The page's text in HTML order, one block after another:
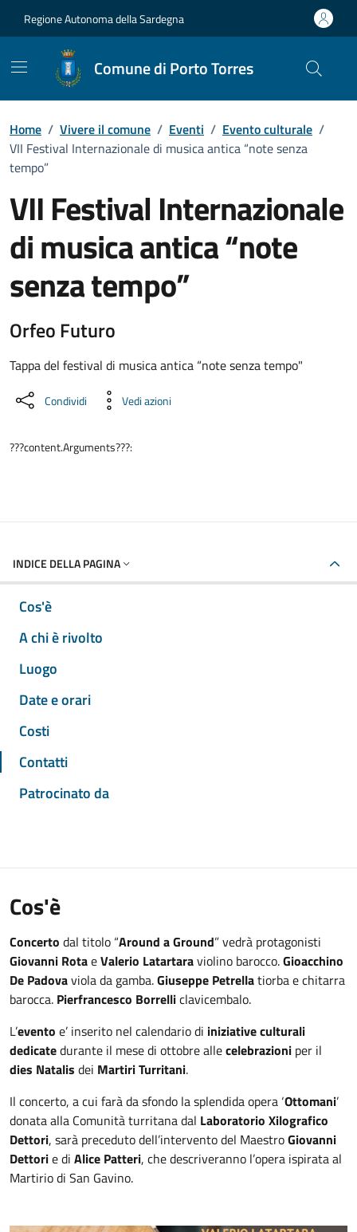
Regione Autonoma della Sardegna
Comune di Porto Torres
Home / Vivere il comune / Eventi / Evento culturale /
VII Festival Internazionale di musica antica “note senza
tempo”
VII Festival Internazionale
di musica antica “note
senza tempo”
Dettaglio dell'evento
Orfeo Futuro
Tappa del festival di musica antica “note senza tempo"
Condividi Vedi azioni
???content.Arguments???:
INDICE DELLA PAGINA
Cos'è
A chi è rivolto
Luogo
Date e orari
Costi
Contatti
Patrocinato da
Cos'è
Concerto dal titolo “Around a Ground” vedrà protagonisti
Giovanni RotaeValerio Latartaraviolino barocco.Gioacchino
De Padovaviola da gamba.Giuseppe Petrellatiorba e chitarra
barocca. Pierfrancesco Borrelliclavicembalo.
L’evento e’ inserito nel calendario di iniziative culturali
dedicatedurante il mese di ottobre allecelebrazioni per il
dies Natalis dei Martiri Turritani.
Il concerto, a cui farà da sfondo la splendida opera ‘Ottomani’
donata alla Comunità turritana dal Laboratorio Xilografico
Dettori, sarà preceduto dell’intervento del MaestroGiovanni
Dettorie di Alice Patteri, che descriveranno l’opera ispirata al
Martirio di San Gavino.